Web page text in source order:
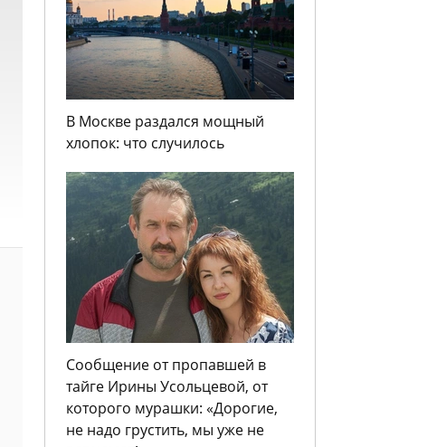
В Москве раздался мощный
хлопок: что случилось
Сообщение от пропавшей в
тайге Ирины Усольцевой, от
которого мурашки: «Дорогие,
не надо грустить, мы уже не